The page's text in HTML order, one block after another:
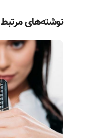
نوشته‌های مرتبط